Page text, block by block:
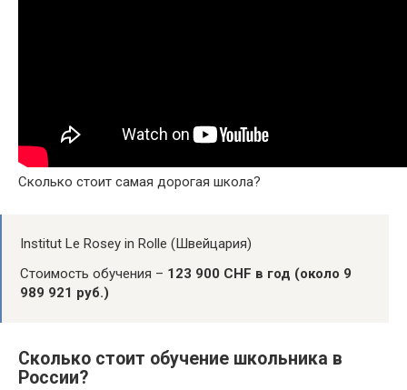
Сколько стоит самая дорогая школа?
Institut Le Rosey in Rolle (Швейцария)
Стоимость обучения – 123 900 CHF в год (около 9
989 921 руб.)
Сколько стоит обучение школьника в
России?